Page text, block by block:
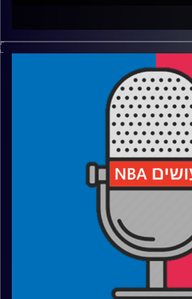
ערן סורוקה, שרון דוידוביץ', משה
קול האוניברסיטה.
מגיעה לשיא, הקאבס מתרחקים ממנו
על משהו
מתקררים ומה אנתוני דייויס מנסה
הקליפרס מתחברים ולברון ג׳יימס פותח